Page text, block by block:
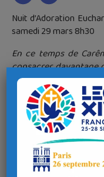
Nuit d’Adoration
samedi 29 mars 8h30
En ce temps de
consacrer davantage
rendre plus proche
à prier pour l’unité de
Vous êtes tous
Sacrement en
Nuit d’Adoration du
mars 8h30